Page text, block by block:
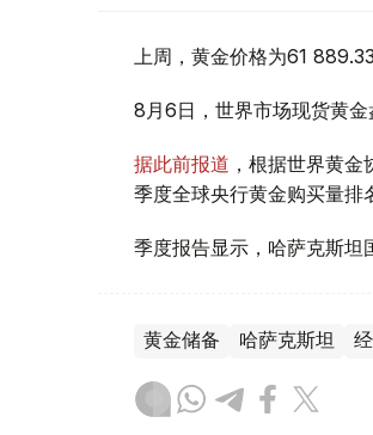
上周，黄金价格为61
8月6日，世界市场现货黄
据此前报道 ，根据世界黄
季度全球央行黄金购买量排
季度报告显示，哈萨克斯坦
黄金储备 哈萨克斯坦